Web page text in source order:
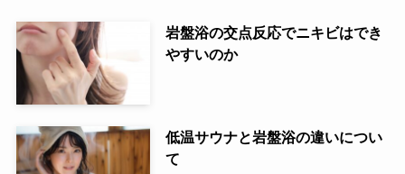
岩盤浴の交点反応でニキビはでき
やすいのか
低温サウナと岩盤浴の違いについ
て